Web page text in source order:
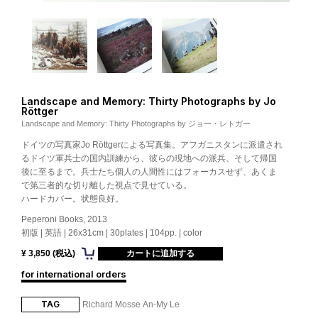
Landscape and Memory: Thirty Photographs by Jo
Röttger
Landscape and Memory: Thirty Photographs by ジョー・レトガー
ドイツの写真家Jo Röttgerによる写真集。アフガニスタンに派遣され
るドイツ軍兵士の国内訓練から、彼らの現地への派兵、そして帰国
後に至るまで。兵士たち個人の人間性にはフォーカスせず、あくま
で第三者的な切り離した視点で見せている。
ハードカバー。状態良好。
Peperoni Books, 2013
初版 | 英語 | 26x31cm | 30plates | 104pp. | color
¥ 3,850 (税込)
for international orders
TAG Richard Mosse An-My Le